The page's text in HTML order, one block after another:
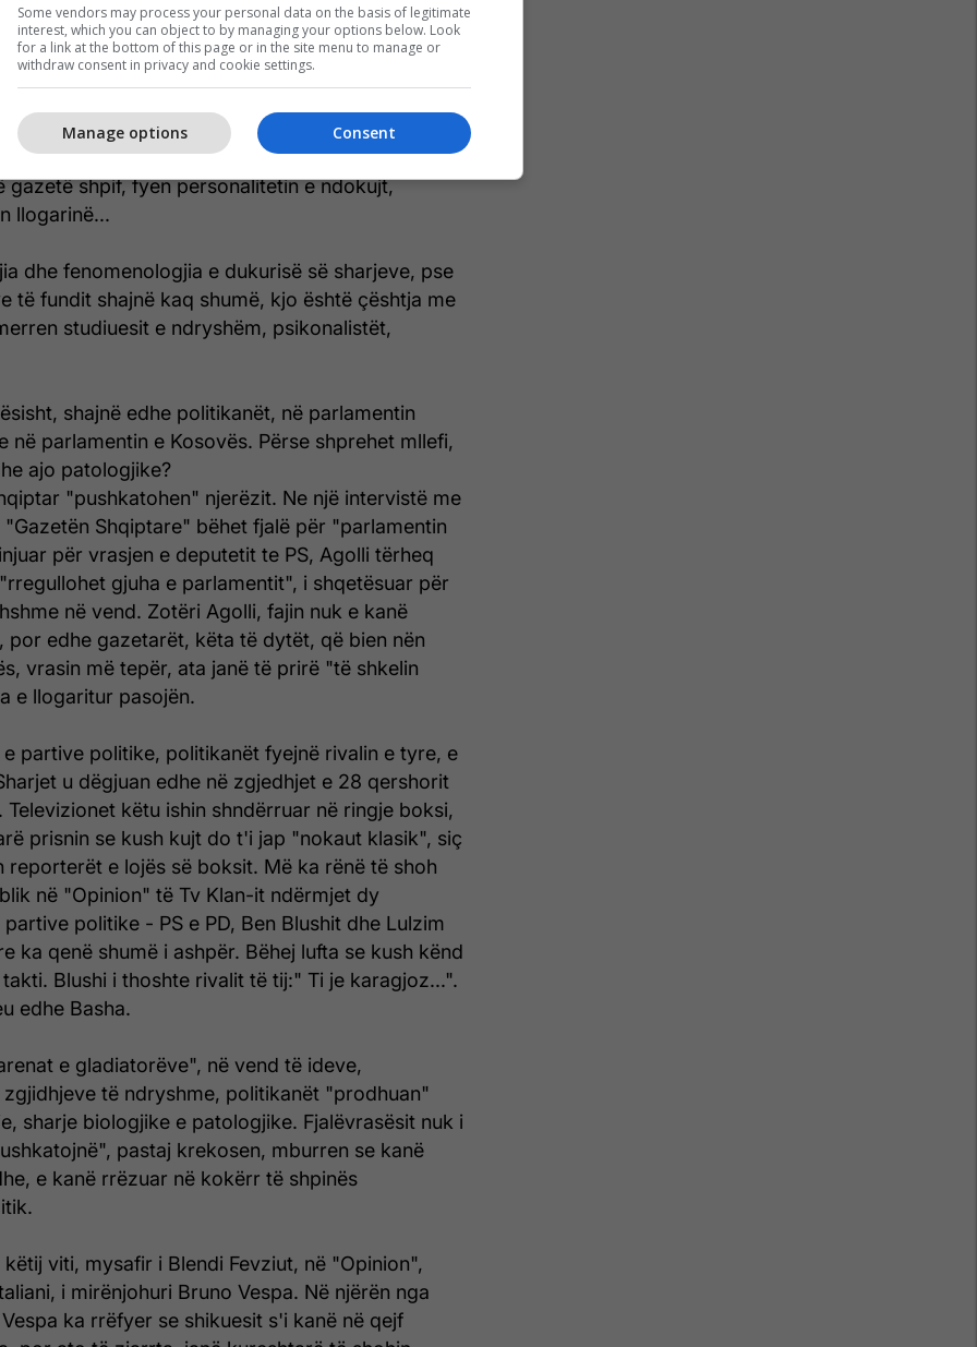
ato gazeta që dalin para gjyqit.
nëse akëcili përfaqësues i gazetës nxirret në
zakonisht i caktohet dënimi me kusht, sipas
e përsërit gabimin...". Me gjasë kështu ngjet
Ndërkaq, në Amerikë, Britani të Madhe, Francë,
gazetë shpif, fyen personalitetin e ndokujt,
llogarinë...
dhe fenomenologjia e dukurisë së sharjeve, pse
të fundit shajnë kaq shumë, kjo është çështja me
studiuesit e ndryshëm, psikonalistët,
shajnë edhe politikanët, në parlamentin
në parlamentin e Kosovës. Përse shprehet mllefi,
ajo patologjike?
"pushkatohen" njerëzit. Ne një intervistë me
Shqiptare" bëhet fjalë për "parlamentin
për vrasjen e deputetit te PS, Agolli tërheq
gjuha e parlamentit", i shqetësuar për
në vend. Zotëri Agolli, fajin nuk e kanë
por edhe gazetarët, këta të dytët, që bien nën
vrasin më tepër, ata janë të prirë "të shkelin
e llogaritur pasojën.
e partive politike, politikanët fyejnë rivalin e tyre, e
u dëgjuan edhe në zgjedhjet e 28 qershorit
Televizionet këtu ishin shndërruar në ringje boksi,
prisnin se kush kujt do t'i jap "nokaut klasik", siç
reporterët e lojës së boksit. Më ka rënë të shoh
në "Opinion" të Tv Klan-it ndërmjet dy
politike - PS e PD, Ben Blushit dhe Lulzim
ka qenë shumë i ashpër. Bëhej lufta se kush kënd
Blushi i thoshte rivalit të tij:" Ti je karagjoz...".
edhe Basha.
e gladiatorëve", në vend të ideve,
të ndryshme, politikanët "prodhuan"
sharje biologjike e patologjike. Fjalëvrasësit nuk i
pastaj krekosen, mburren se kanë
e kanë rrëzuar në kokërr të shpinës
viti, mysafir i Blendi Fevziut, në "Opinion",
i mirënjohuri Bruno Vespa. Në njërën nga
ka rrëfyer se shikuesit s'i kanë në qejf
Some vendors may process your personal data on the basis of legitimate
interest, which you can object to by managing your options below. Look
for a link at the bottom of this page or in the site menu to manage or
withdraw consent in privacy and cookie settings.
Consent
Manage options